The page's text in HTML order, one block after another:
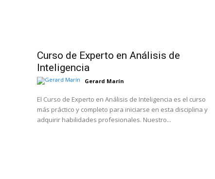
Curso de Experto en Análisis de
Inteligencia
Gerard Marín
El Curso de Experto en Análisis de Inteligencia es el curso
más práctico y completo para iniciarse en esta disciplina y
adquirir habilidades profesionales. Nuestro...